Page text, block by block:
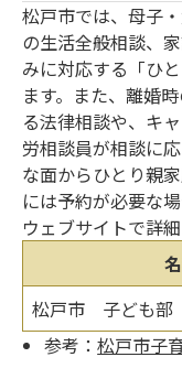
松戸市では、母子
の生活全般相談、
みに対応する「ひ
ます。また、離婚
る法律相談や、キ
労相談員が相談に
な面からひとり親
には予約が必要な
ウェブサイトで詳
松戸市 子ども部
参考：松戸市子